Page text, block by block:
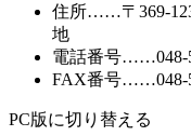
住所……〒369-
地
電話番号……
FAX番号……048-
PC版に切り替える